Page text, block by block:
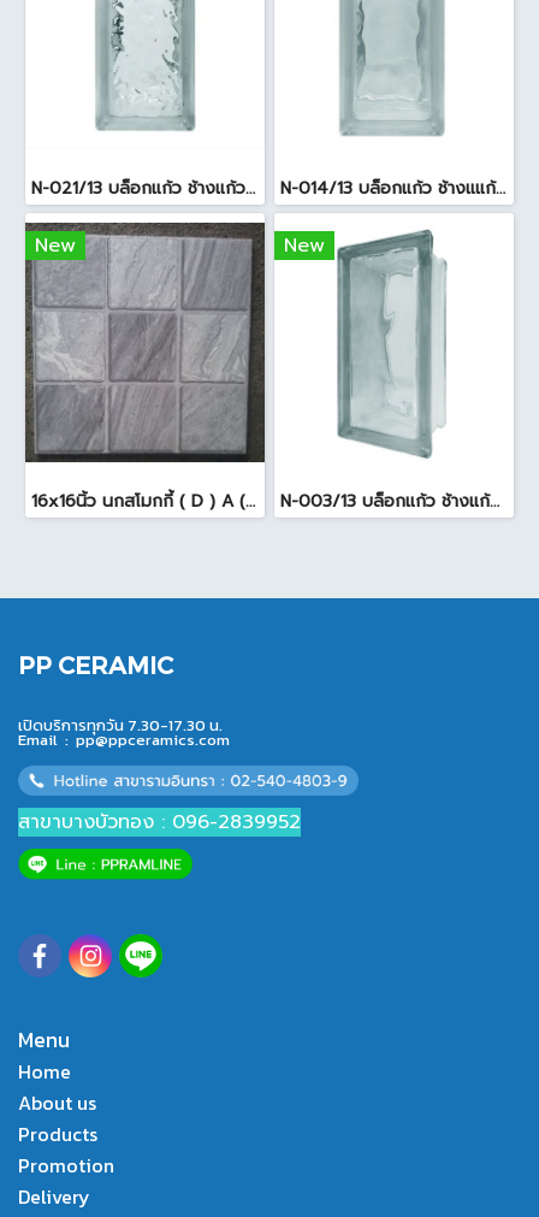
N-021/13 บล็อกแก้ว ช้างแก้ว WOW แก้วประดับฟ้า ( 24X11.5X8cm ) N-014/13 บล็อกแก้ว ช้างแแก้ว WOW หยาดเพชร ( 24x11.5x8 cm.)
New
16x16นิ้ว นกสโมกกี้ ( D ) A (Pack6)
New
N-003/13 บล็อกแก้ว ช้างแก้ว WOW พริ้วแก้ว ( 24x11.5x8cm )
PP CERAMIC
เปิดบริการทุกวัน 7.30-17.30 น.
Email : pp@ppceramics.com
สาขาบางบัวทอง : 096-2839952
Menu
Home
About us
Products
Promotion
Delivery